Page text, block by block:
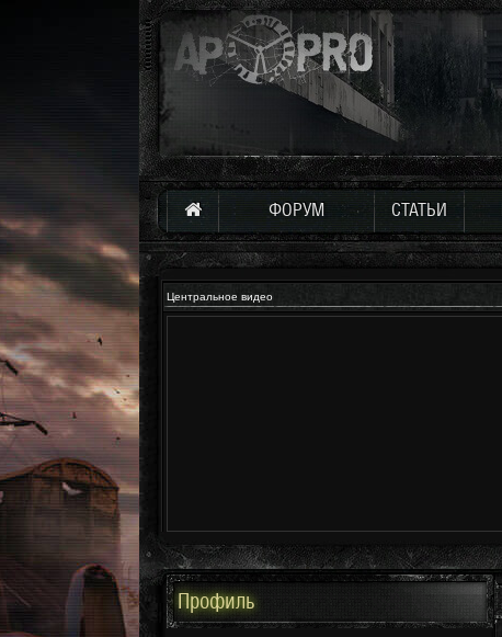
ФОРУМ СТАТЬИ
Центральное видео
Профиль